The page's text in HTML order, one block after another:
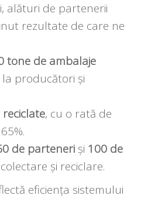
alături de partenerii
rezultate de care ne
tone de ambalaje
producători și
, cu o rată de
de parteneriși 100 de
și reciclare.
eficiența sistemului